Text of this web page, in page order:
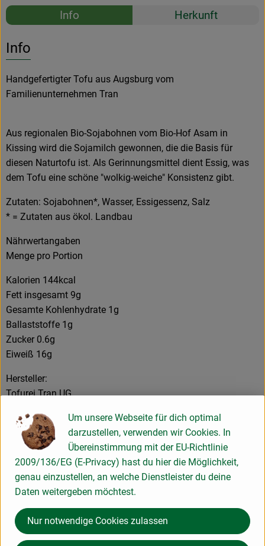
Geschäftskunden
Rezepte
Info Herkunft
Info
Handgefertigter Tofu aus Augsburg vom
Familienunternehmen Tran
Aus regionalen Bio-Sojabohnen vom Bio-Hof Asam in
Kissing wird die Sojamilch gewonnen, die die Basis für
diesen Naturtofu ist. Als Gerinnungsmittel dient Essig, was
dem Tofu eine schöne "wolkig-weiche" Konsistenz gibt.
Zutaten: Sojabohnen*, Wasser, Essigessenz, Salz
* = Zutaten aus ökol. Landbau
Nährwertangaben
Menge pro Portion
Kalorien 144kcal
Fett insgesamt 9g
Gesamte Kohlenhydrate 1g
Ballaststoffe 1g
Zucker 0.6g
Eiweiß 16g
Hersteller:
Tofurei Tran UG
86163 Augsburg
Öko-Kontrollstelle: DE-ÖKO-006
Produktinformationen
Herkunft
Um unsere Webseite für dich optimal
darzustellen, verwenden wir Cookies. In
Übereinstimmung mit der EU-Richtlinie
2009/136/EG (E-Privacy) hast du hier die Möglichkeit,
genau einzustellen, an welche Dienstleister du deine
Daten weitergeben möchtest.
Nur notwendige Cookies zulassen